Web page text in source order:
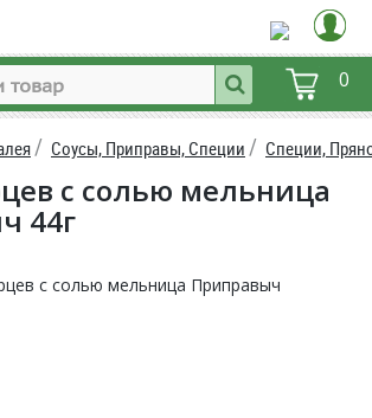
0
Соусы, Приправы, Специи Специи,
с солью мельница
44г